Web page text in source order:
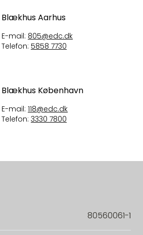
Blækhus Aarhus
E-mail: 805@edc.dk
Telefon: 5858 7730
Blækhus København
E-mail: 118@edc.dk
Telefon: 3330 7800
80560061-1